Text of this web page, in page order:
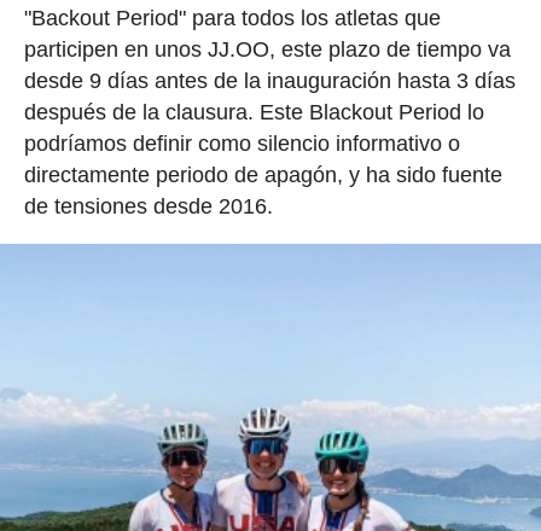
"Backout Period" para todos los atletas que
participen en unos JJ.OO, este plazo de tiempo va
desde 9 días antes de la inauguración hasta 3 días
después de la clausura. Este Blackout Period lo
podríamos definir como silencio informativo o
directamente periodo de apagón, y ha sido fuente
de tensiones desde 2016.